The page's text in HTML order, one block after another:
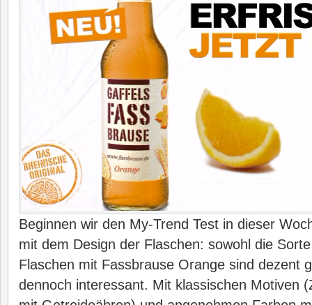
Beginnen wir den My-Trend Test in dieser
mit dem Design der Flaschen: sowohl die
Flaschen mit Fassbrause Orange sind dezent
dennoch interessant. Mit klassischen Motiven